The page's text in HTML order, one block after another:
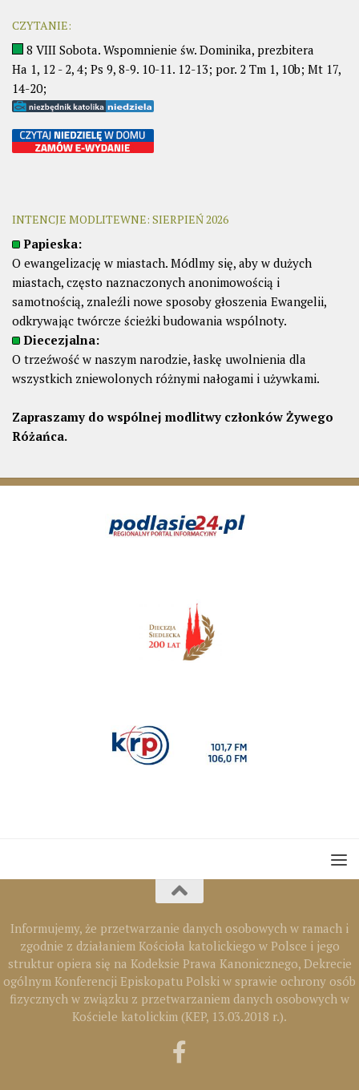
CZYTANIE:
8 VIII Sobota. Wspomnienie św. Dominika, prezbitera
Ha 1, 12 - 2, 4; Ps 9, 8-9. 10-11. 12-13; por. 2 Tm 1, 10b; Mt 17,
14-20;
INTENCJE MODLITEWNE: SIERPIEŃ 2026
Papieska:
O ewangelizację w miastach. Módlmy się, aby w dużych
miastach, często naznaczonych anonimowością i
samotnością, znaleźli nowe sposoby głoszenia Ewangelii,
odkrywając twórcze ścieżki budowania wspólnoty.
Diecezjalna:
O trzeźwość w naszym narodzie, łaskę uwolnienia dla
wszystkich zniewolonych różnymi nałogami i używkami.
Zapraszamy do wspólnej modlitwy członków Żywego
Różańca.
Informujemy, że przetwarzanie danych osobowych w ramach i
zgodnie z działaniem Kościoła katolickiego w Polsce i jego
struktur opiera się na Kodeksie Prawa Kanonicznego, Dekrecie
ogólnym Konferencji Episkopatu Polski w sprawie ochrony osób
fizycznych w związku z przetwarzaniem danych osobowych w
Kościele katolickim (KEP, 13.03.2018 r.).